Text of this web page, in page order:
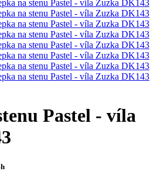
Pastel - víla